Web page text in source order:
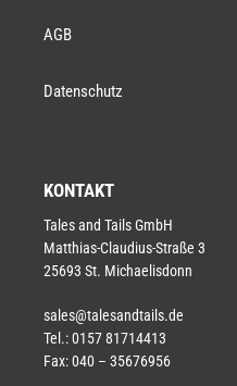
AGB
Datenschutz
KONTAKT
Tales and Tails GmbH
Matthias-Claudius-Straße 3
25693 St. Michaelisdonn
sales@talesandtails.de
Tel.: 0157 81714413
Fax: 040 – 35676956